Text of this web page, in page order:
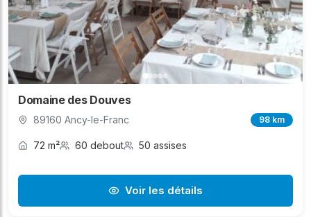
Domaine des Douves
89160 Ancy-le-Franc 98 km
72 m² 60 debout 50 assises
Voir les détails